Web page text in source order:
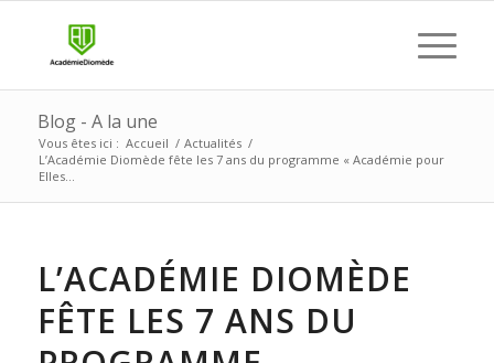
Blog - A la une
Vous êtes ici : Accueil / Actualités /
L’Académie Diomède fête les 7 ans du programme « Académie pour
Elles...
L’ACADÉMIE DIOMÈDE
FÊTE LES 7 ANS DU